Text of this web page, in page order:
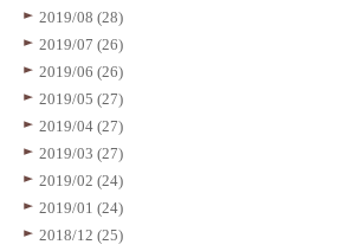
2019/08 (28)
2019/07 (26)
2019/06 (26)
2019/05 (27)
2019/04 (27)
2019/03 (27)
2019/02 (24)
2019/01 (24)
2018/12 (25)